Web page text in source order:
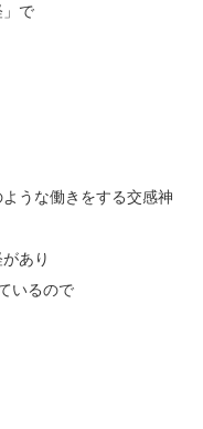
」で
うな働きをする交感神
あり
いるので